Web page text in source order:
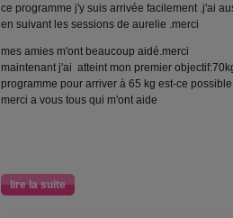
ce programme j'y suis arrivée facilement .j'ai
en suivant les sessions de aurelie .merci
mes amies m'ont beaucoup aidé.merci
maintenant j'ai atteint mon premier
programme pour arriver à 65 kg est-ce
merci a vous tous qui m'ont aide
lire la suite